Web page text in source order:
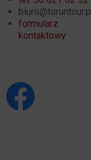
biuro@toruntour.pl
formularz
kontaktowy